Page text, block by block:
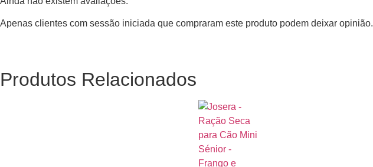
Apenas clientes com sessão iniciada que compraram este produto podem deixar opinião.
Produtos Relacionados